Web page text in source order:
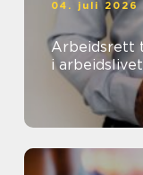
04. juli 2026
Arbeidsrett trygghet og tydelige rammer
i arbeidslivet